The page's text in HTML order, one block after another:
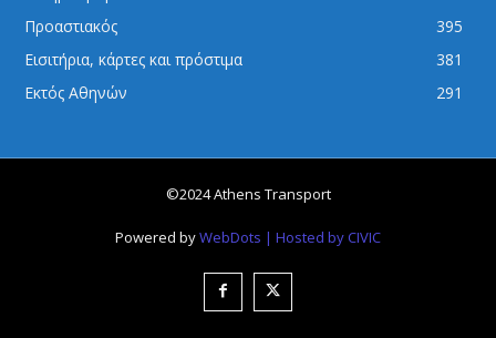
Προαστιακός
395
Εισιτήρια, κάρτες και πρόστιμα
381
Εκτός Αθηνών
291
©2024 Athens Transport
Powered byWebDots | Hosted by CIVIC